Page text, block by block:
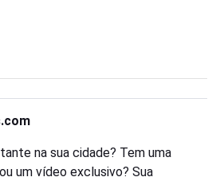
na sua cidade? Tem uma
um vídeo exclusivo? Sua